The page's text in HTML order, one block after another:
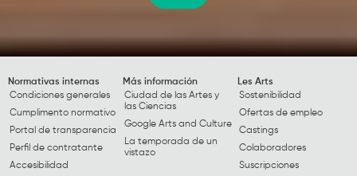
Normativas internas
Condiciones generales
Cumplimento normativo
Portal de transparencia
Perfil de contratante
Accesibilidad
Más información
Ciudad de las Artes y
las Ciencias
Google Arts and Culture
La temporada de un
vistazo
Les Arts
Sostenibilidad
Ofertas de empleo
Castings
Colaboradores
Suscripciones